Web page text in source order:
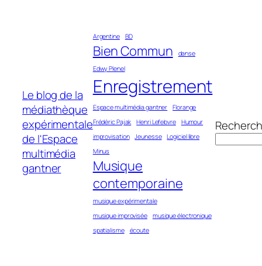
Le blog de la
médiathèque
expérimentale
de l'Espace
multimédia
gantner
Argentine BD
Bien Commun
danse
Edwy Plenel
Enregistrement
Espace multimédia gantner
Florange
Frédéric Pajak
Henri Lefebvre
Humour
improvisation
Jeunesse
Logiciel libre
Minus
Musique
contemporaine
musique expérimentale
musique improvisée
musique électronique
spatialisme
écoute